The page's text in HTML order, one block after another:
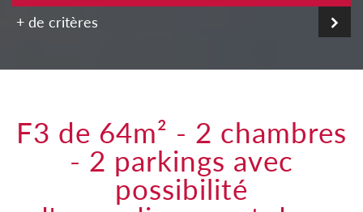
+ de critères
f3 de 64m² - 2 chambres
- 2 parkings avec
possibilité